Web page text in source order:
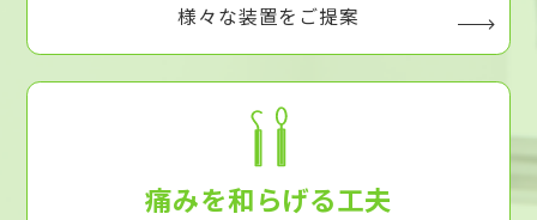
様々な装置をご提案
痛みを和らげる工夫